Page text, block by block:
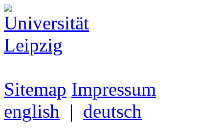
Sitemap Impressum
english | deutsch